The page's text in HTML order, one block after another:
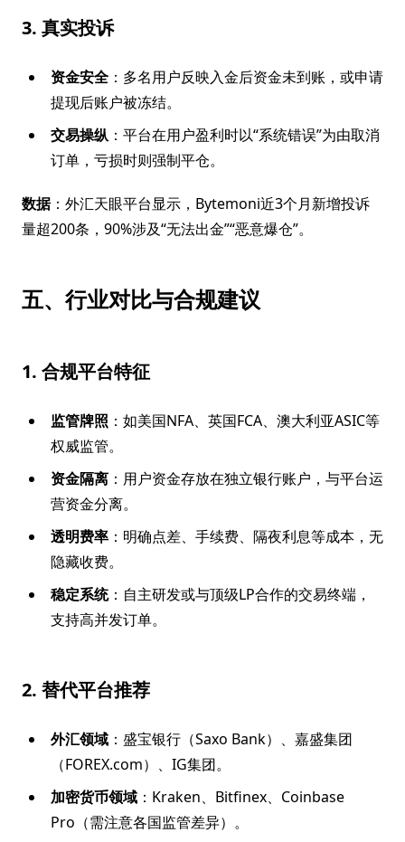
3. 真实投诉
资金安全 ：多名用户反映入金后资金未到账，或申请
提现后账户被冻结。
交易操纵 ：平台在用户盈利时以“系统错误”为由取消
订单，亏损时则强制平仓。
数据：外汇天眼平台显示，Bytemoni近3个月新增投诉
量超200条，90%涉及“无法出金”“恶意爆仓”。
五、行业对比与合规建议
1. 合规平台特征
监管牌照 ：如美国NFA、英国FCA、澳大利亚ASIC等
权威监管。
资金隔离 ：用户资金存放在独立银行账户，与平台运
营资金分离。
透明费率 ：明确点差、手续费、隔夜利息等成本，无
隐藏收费。
稳定系统：自主研发或与顶级LP合作的交易终端，
支持高并发订单。
2. 替代平台推荐
外汇领域 ：盛宝银行（Saxo Bank）、嘉盛集团
（FOREX.com）、IG集团。
加密货币领域 ：Kraken、Bitfinex、Coinbase
Pro（需注意各国监管差异）。